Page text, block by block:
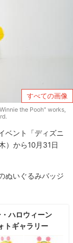
すべての画像
the Pooh" works,
ベント「ディズニ
）から10月31日
ぬいぐるみバッジ
ハロウィーン
トギャラリー